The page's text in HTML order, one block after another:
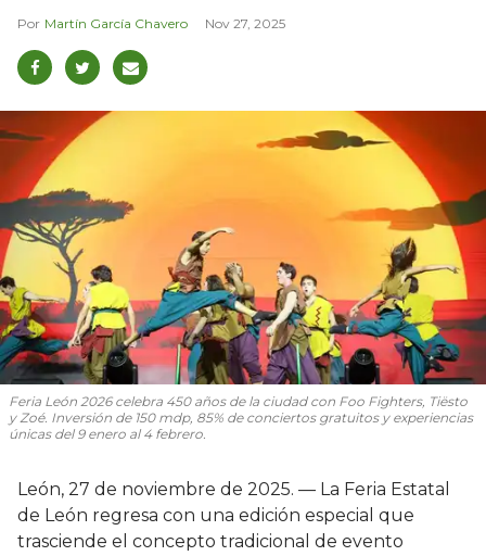
Martín García Chavero Nov 27, 2025
Feria León 2026 celebra 450 años de la ciudad con Foo Fighters, Tiësto
y Zoé. Inversión de 150 mdp, 85% de conciertos gratuitos y experiencias
únicas del 9 enero al 4 febrero.
León, 27 de noviembre de 2025. — La Feria Estatal
de León regresa con una edición especial que
trasciende el concepto tradicional de evento